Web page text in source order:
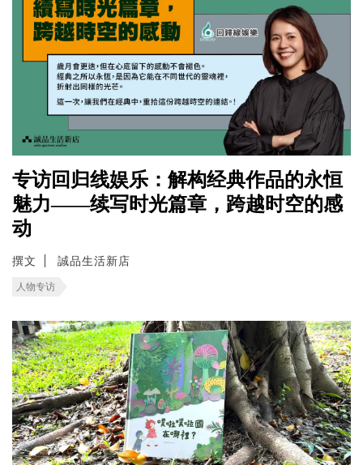
专访回归线娱乐：解构经典作品的永恒
魅力——续写时光篇章，跨越时空的感
动
撰文 誠品生活新店
人物专访